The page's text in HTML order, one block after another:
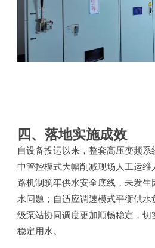
四、落地实施成效
自设备投运以来，整套高压变频
中管控模式大幅削减现场人工运
路机制筑牢供水安全底线，未发
水问题；自适应调速模式平衡供水
级泵站协同调度更加顺畅稳定，切
稳定用水。